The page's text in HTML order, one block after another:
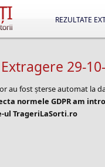
REZULTATE
29-
au fost șterse automat la
normele GDPR am
ul TrageriLaSorti.ro